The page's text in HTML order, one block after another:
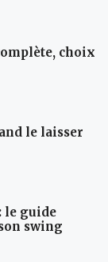
choix
le laisser
le guide
swing